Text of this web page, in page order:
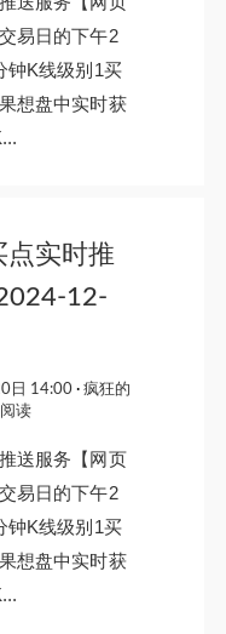
易日的下午2
钟K线级别1买
想盘中实时获
点实时推
12-
日 14:00
疯狂的
读
送服务【网页
易日的下午2
钟K线级别1买
想盘中实时获